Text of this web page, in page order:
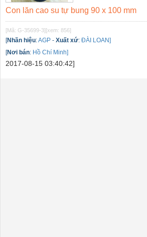
Con lăn cao su tự bung 90 x 100 mm
[Mã: G-35699-3][xem: 856]
[Nhãn hiệu:AGP - Xuất xứ: ĐÀI LOAN]
[Nơi bán: Hồ Chí Minh]
2017-08-15 03:40:42]